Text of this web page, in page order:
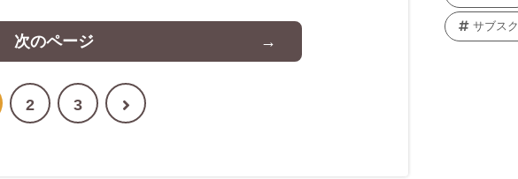
次のページ
2 3 次
サブスク